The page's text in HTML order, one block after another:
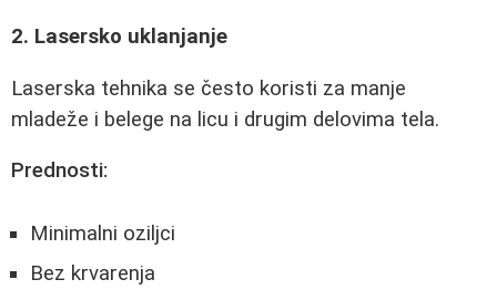
2. Lasersko uklanjanje
Laserska tehnika se često koristi za manje
mladeže i belege na licu i drugim delovima tela.
Prednosti:
Minimalni oziljci
Bez krvarenja